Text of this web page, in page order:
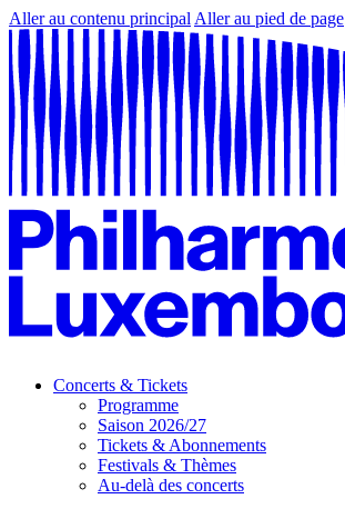
Aller au contenu principal Aller au pied de page
Concerts & Tickets
Programme
Saison 2026/27
Tickets & Abonnements
Festivals & Thèmes
Au-delà des concerts